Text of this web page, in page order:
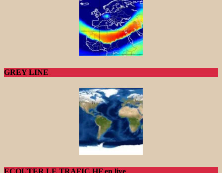
GREY LINE
ECOUTER LE TRAFIC HF en live